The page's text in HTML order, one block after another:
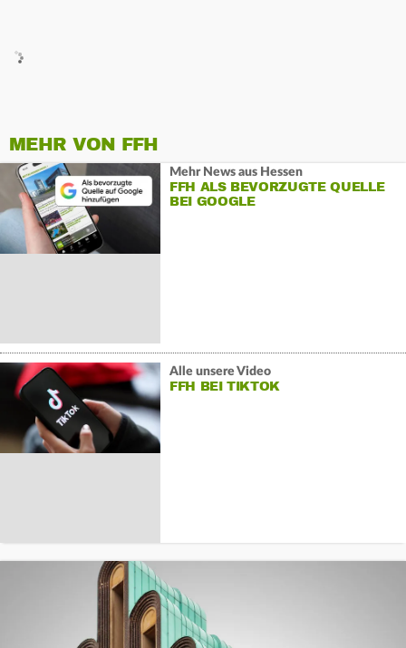
MEHR VON FFH
Mehr News aus Hessen
FFH ALS BEVORZUGTE QUELLE
BEI GOOGLE
Alle unsere Video
FFH BEI TIKTOK